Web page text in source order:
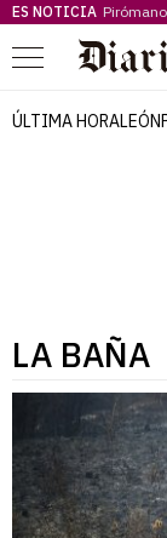
ES NOTICIA
Menú
ÚLTIMA HORALEÓN
LA BAÑA